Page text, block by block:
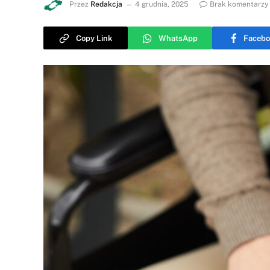
Przez Redakcja 4 grudnia, 2025 Brak komentarzy
Copy Link WhatsApp